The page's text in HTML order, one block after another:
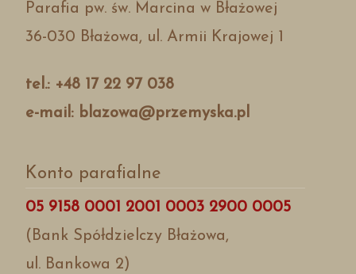
Parafia pw. św. Marcina w Błażowej
36-030 Błażowa, ul. Armii Krajowej 1
tel.: +48 17 22 97 038
e-mail: blazowa@przemyska.pl
Konto parafialne
05 9158 0001 2001 0003 2900 0005
(Bank Spółdzielczy Błażowa,
ul. Bankowa 2)